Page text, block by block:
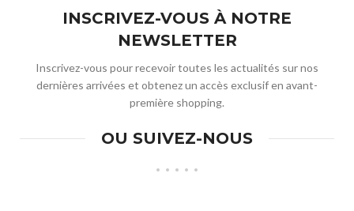
INSCRIVEZ-VOUS À NOTRE
NEWSLETTER
Inscrivez-vous pour recevoir toutes les actualités sur nos
dernières arrivées et obtenez un accès exclusif en avant-
première shopping.
OU SUIVEZ-NOUS